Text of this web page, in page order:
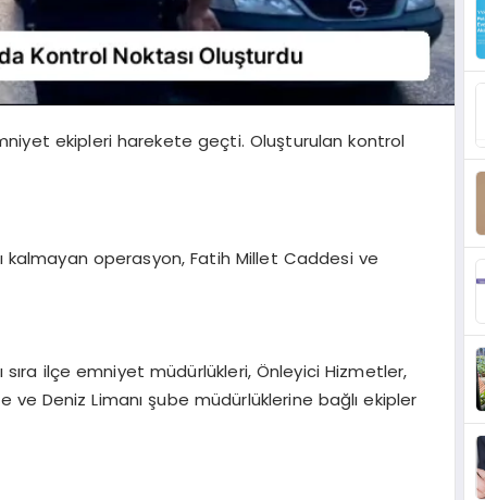
ekipleri harekete geçti. Oluşturulan kontrol
kalmayan operasyon, Fatih Millet Caddesi ve
ilçe emniyet müdürlükleri, Önleyici Hizmetler,
ve Deniz Limanı şube müdürlüklerine bağlı ekipler